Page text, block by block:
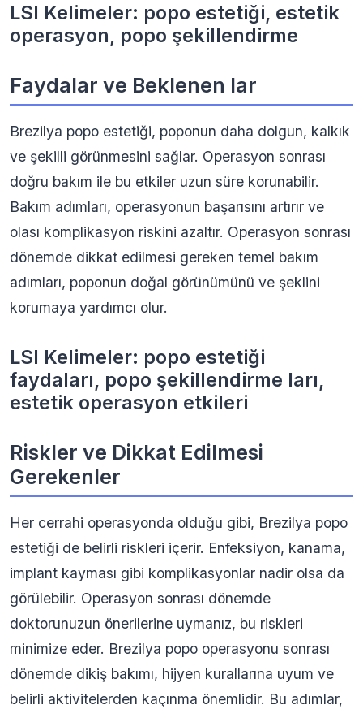
LSI Kelimeler: popo estetiği, estetik
operasyon, popo şekillendirme
Faydalar ve Beklenen lar
Brezilya popo estetiği, poponun daha dolgun, kalkık
ve şekilli görünmesini sağlar. Operasyon sonrası
doğru bakım ile bu etkiler uzun süre korunabilir.
Bakım adımları, operasyonun başarısını artırır ve
olası komplikasyon riskini azaltır. Operasyon sonrası
dönemde dikkat edilmesi gereken temel bakım
adımları, poponun doğal görünümünü ve şeklini
korumaya yardımcı olur.
LSI Kelimeler: popo estetiği
faydaları, popo şekillendirme ları,
estetik operasyon etkileri
Riskler ve Dikkat Edilmesi
Gerekenler
Her cerrahi operasyonda olduğu gibi, Brezilya popo
estetiği de belirli riskleri içerir. Enfeksiyon, kanama,
implant kayması gibi komplikasyonlar nadir olsa da
görülebilir. Operasyon sonrası dönemde
doktorunuzun önerilerine uymanız, bu riskleri
minimize eder. Brezilya popo operasyonu sonrası
dönemde dikiş bakımı, hijyen kurallarına uyum ve
belirli aktivitelerden kaçınma önemlidir. Bu adımlar,